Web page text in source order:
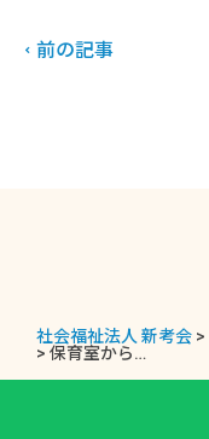
前の記事
社会福祉法人 新考会 >
> 保育室から…